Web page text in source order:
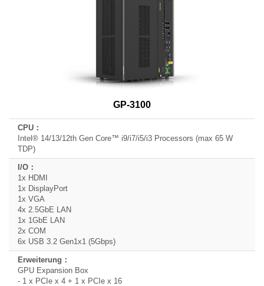
GP-3100
Intel® 14/13/12th Gen Core™ i9/i7/i5/i3 Processors (max 65 W
TDP)
1x HDMI
1x DisplayPort
1x VGA
4x 2.5GbE LAN
1x 1GbE LAN
2x COM
6x USB 3.2 Gen1x1 (5Gbps)
GPU Expansion Box
- 1 x PCIe x 4 + 1 x PCIe x 16